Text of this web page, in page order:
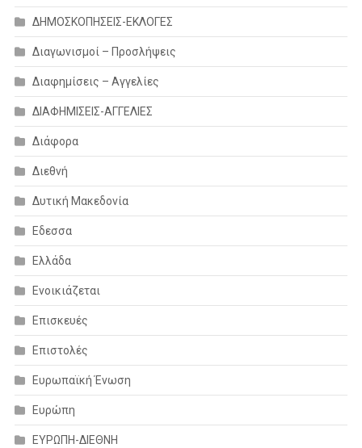
ΔΗΜΟΣΚΟΠΗΣΕΙΣ-ΕΚΛΟΓΕΣ
Διαγωνισμοί – Προσλήψεις
Διαφημίσεις – Αγγελίες
ΔΙΑΦΗΜΙΣΕΙΣ-ΑΓΓΕΛΙΕΣ
Διάφορα
Διεθνή
Δυτική Μακεδονία
Εδεσσα
Ελλάδα
Ενοικιάζεται
Επισκευές
Επιστολές
Ευρωπαϊκή Ένωση
Ευρώπη
ΕΥΡΩΠΗ-ΔΙΕΘΝΗ